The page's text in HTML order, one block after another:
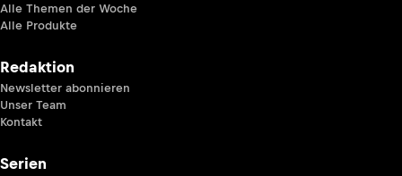
Alle Themen der Woche
Alle Produkte
Redaktion
Newsletter abonnieren
Unser Team
Kontakt
Serien